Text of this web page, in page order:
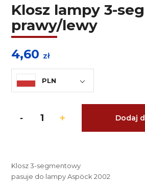
Klosz lampy 3-
prawy/lewy
4,60 zł
PLN
Dodaj
Klosz 3-segmentowy
pasuje do lampy Aspöck 2002